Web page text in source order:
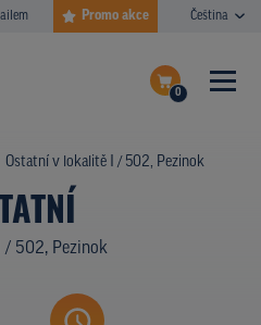
Promo akce Čeština
0
Dokončit poptávku
Zobrazit nosiče na mapě
DOTAZY
NOSIČŮ
V AKCI
Ostatní v lokalitě I / 502, Pezinok
502, Pezinok